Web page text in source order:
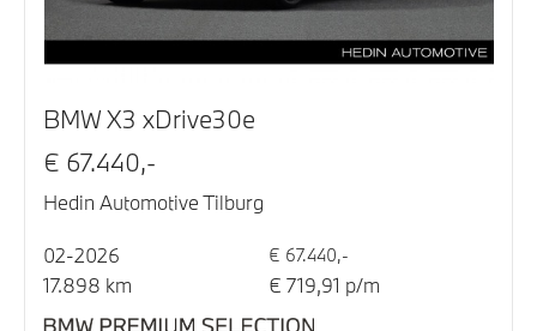
BMW X3 xDrive30e
€ 67.440,-
Hedin Automotive Tilburg
02-2026 € 67.440,-
17.898 km € 719,91 p/m